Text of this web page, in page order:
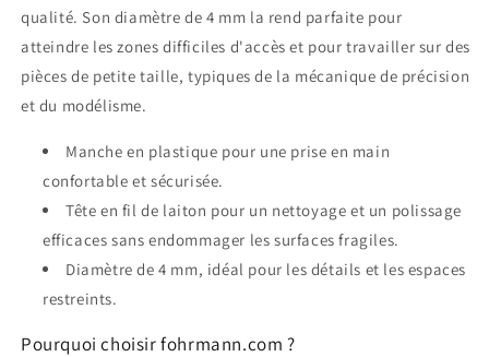
qualité. Son diamètre de 4 mm la rend parfaite pour
atteindre les zones difficiles d'accès et pour travailler sur des
pièces de petite taille, typiques de la mécanique de précision
et du modélisme.
Manche en plastique pour une prise en main
confortable et sécurisée.
Tête en fil de laiton pour un nettoyage et un polissage
efficaces sans endommager les surfaces fragiles.
Diamètre de 4 mm, idéal pour les détails et les espaces
restreints.
Pourquoi choisir fohrmann.com ?